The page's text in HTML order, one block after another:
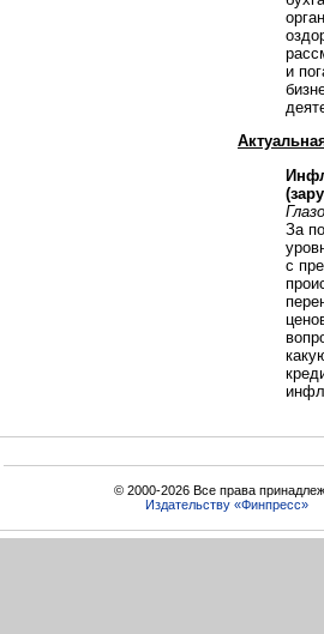
и
За
с
© 2000-2026 Все права
Издательству «Финпресс»